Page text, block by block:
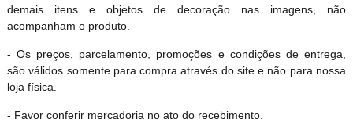
demais itens e objetos de decoração nas imagens, não
acompanham o produto.
- Os preços, parcelamento, promoções e condições de entrega,
são válidos somente para compra através do site e não para nossa
loja física.
- Favor conferir mercadoria no ato do recebimento.